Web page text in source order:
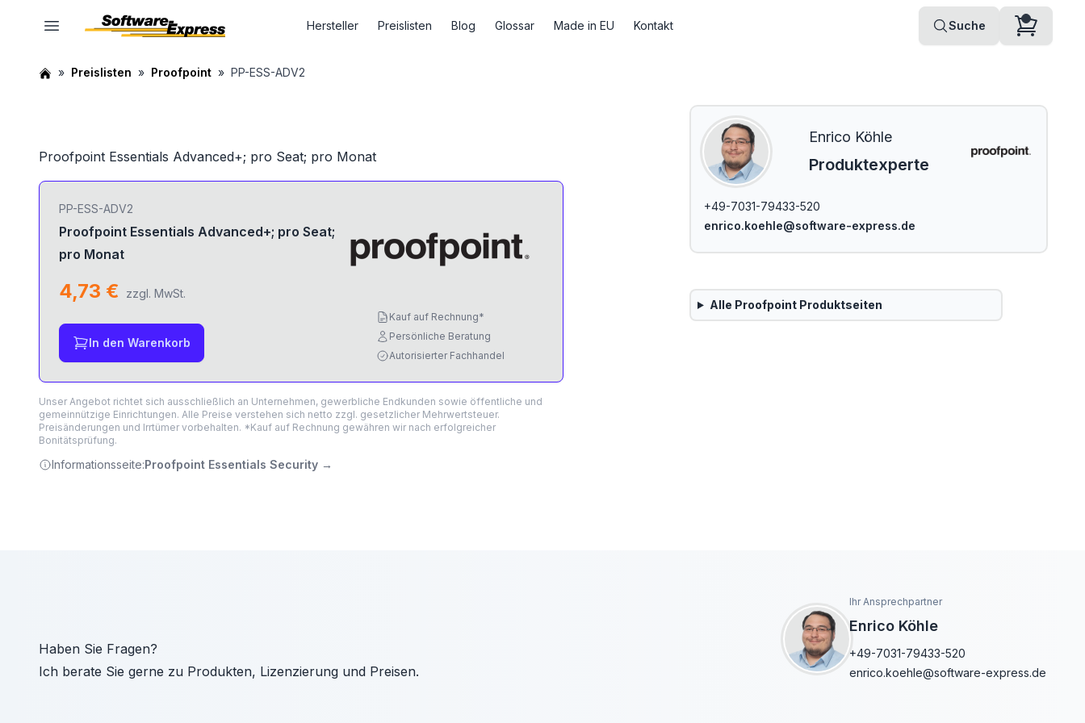
Hersteller Preislisten Blog Glossar Made in EU Kontakt Suche
Preislisten Proofpoint PP-ESS-ADV2
Proofpoint Essentials Advanced+; pro Seat; pro Monat
PP-ESS-ADV2
Proofpoint Essentials Advanced+; pro Seat;
pro Monat
4,73 € zzgl. MwSt.
In den Warenkorb
Kauf auf Rechnung*
Persönliche Beratung
Autorisierter Fachhandel
Unser Angebot richtet sich ausschließlich an Unternehmen, gewerbliche Endkunden sowie öffentliche und
gemeinnützige Einrichtungen. Alle Preise verstehen sich netto zzgl. gesetzlicher Mehrwertsteuer.
Preisänderungen und Irrtümer vorbehalten. *Kauf auf Rechnung gewähren wir nach erfolgreicher
Bonitätsprüfung.
Informationsseite:Proofpoint Essentials Security →
Enrico Köhle
Produktexperte
+49-7031-79433-520
enrico.koehle@software-express.de
Alle ProofpointProduktseiten
Haben Sie Fragen?
Ich berate Sie gerne zu Produkten, Lizenzierung und Preisen.
Ihr Ansprechpartner
Enrico Köhle
+49-7031-79433-520
enrico.koehle@software-express.de